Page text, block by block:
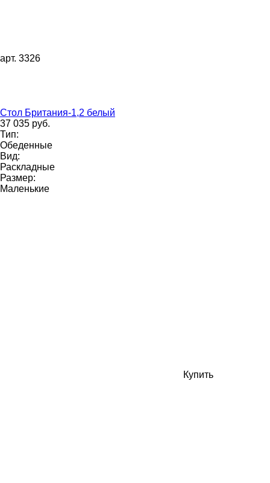
арт. 3326
Стол Британия-1,2 белый
37 035 руб.
Тип:
Обеденные
Вид:
Раскладные
Размер:
Маленькие
Купить